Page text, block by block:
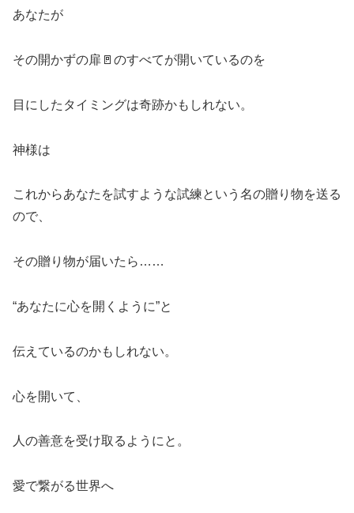
あなたが
その開かずの扉🚪のすべてが開いているのを
目にしたタイミングは奇跡かもしれない。
神様は
これからあなたを試すような試練という名の贈り物を送る
ので、
その贈り物が届いたら……
“あなたに心を開くように”と
伝えているのかもしれない。
心を開いて、
人の善意を受け取るようにと。
愛で繋がる世界へ